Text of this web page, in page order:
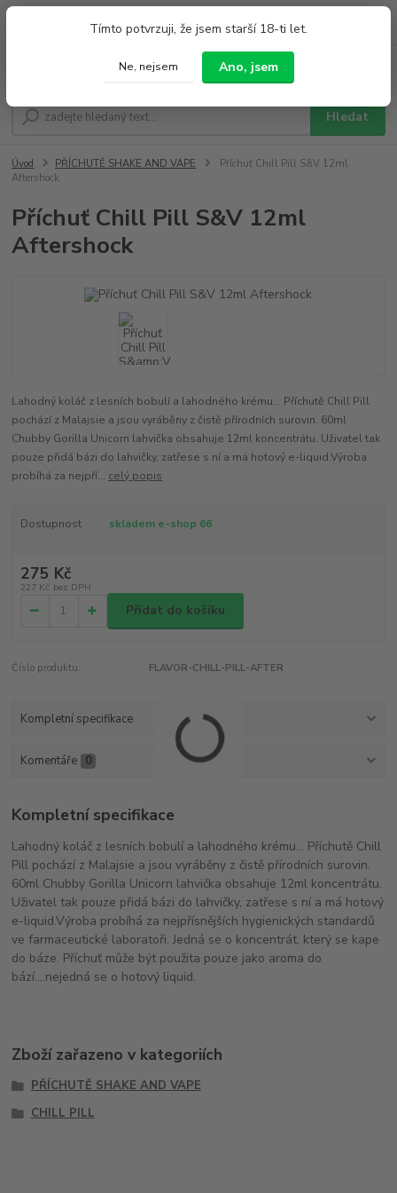
Tímto potvrzuji, že jsem starší 18-ti let.
Ne, nejsem Ano, jsem
Hledat
Po - Pá 9:00 - 19:00 So 9:00 - 14:00
Úvod PŘÍCHUTĚ SHAKE AND VAPE
Příchuť Chill Pill S&V 12ml
Aftershock
Příchuť Chill Pill S&V 12ml
Aftershock
Lahodný koláč z lesních bobulí a lahodného krému... Příchutě Chill Pill
pochází z Malajsie a jsou vyráběny z čistě přírodních surovin. 60ml
Chubby Gorilla Unicorn lahvička obsahuje 12ml koncentrátu. Uživatel tak
pouze přidá bázi do lahvičky, zatřese s ní a má hotový e-liquid.Výroba
probíhá za nejpří... celý popis
Dostupnost skladem e-shop 66
275 Kč
227 Kč bez DPH
Přidat do košíku
Číslo produktu: FLAVOR-CHILL-PILL-AFTER
Kompletní specifikace
Komentáře 0
Kompletní specifikace
Lahodný koláč z lesních bobulí a lahodného krému... Příchutě Chill
Pill pochází z Malajsie a jsou vyráběny z čistě přírodních surovin.
60ml Chubby Gorilla Unicorn lahvička obsahuje 12ml koncentrátu.
Uživatel tak pouze přidá bázi do lahvičky, zatřese s ní a má hotový
e-liquid.Výroba probíhá za nejpřísnějších hygienických standardů
ve farmaceutické laboratoři. Jedná se o koncentrát, který se kape
do báze. Příchuť může být použita pouze jako aroma do
bází....nejedná se o hotový liquid.
Zboží zařazeno v kategoriích
PŘÍCHUTĚ SHAKE AND VAPE
CHILL PILL